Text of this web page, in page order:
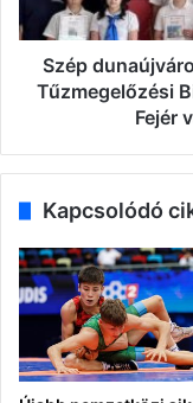
Bizottság
idei
alkotói
pályázatának
fordulójában
Szép
Tűzmegelőzési
Fejér
Kapcsolódó